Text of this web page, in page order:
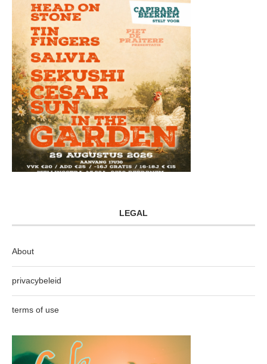
LEGAL
About
privacybeleid
terms of use